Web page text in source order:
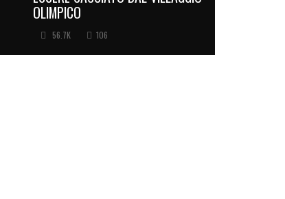
OLIMPICO
56.7K 106